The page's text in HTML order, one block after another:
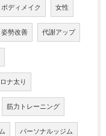
ボディメイク 女性
姿勢改善 代謝アップ
ナ太り
筋力トレーニング
パーソナルッジム